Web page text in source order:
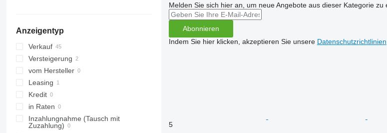
Anzeigentyp
Verkauf
Versteigerung
vom Hersteller
Leasing
Kredit
in Raten
Inzahlungnahme (Tausch mit
Zuzahlung)
Melden Sie sich hier an, um neue Angebote aus dieser Kategorie zu
Abonnieren
Indem Sie hier klicken, akzeptieren Sie unsere Datenschutzrichtlinien
5